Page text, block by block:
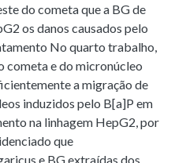
do cometa que a BG de
os danos causados pelo
No quarto trabalho,
cometa e do micronúcleo
a migração de
induzidos pelo B[a]P em
na linhagem HepG2, por
que
e BG extraídas dos